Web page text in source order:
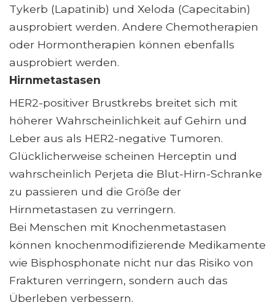
Tykerb (Lapatinib) und Xeloda (Capecitabin)
ausprobiert werden. Andere Chemotherapien
oder Hormontherapien können ebenfalls
ausprobiert werden.
Hirnmetastasen
HER2-positiver Brustkrebs breitet sich mit
höherer Wahrscheinlichkeit auf Gehirn und
Leber aus als HER2-negative Tumoren.
Glücklicherweise scheinen Herceptin und
wahrscheinlich Perjeta die Blut-Hirn-Schranke
zu passieren und die Größe der
Hirnmetastasen zu verringern.
Bei Menschen mit Knochenmetastasen
können knochenmodifizierende Medikamente
wie Bisphosphonate nicht nur das Risiko von
Frakturen verringern, sondern auch das
Überleben verbessern.